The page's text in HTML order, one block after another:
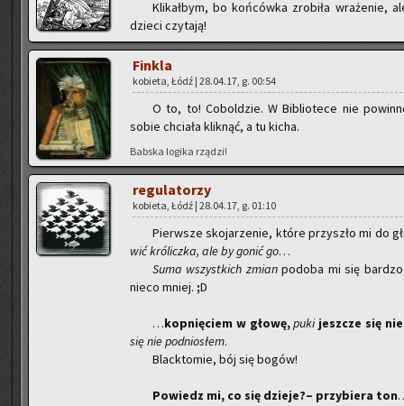
Kli­kał­bym, bo koń­ców­ka zro­bi­ła wra­że­nie,
dzie­ci czy­ta­ją!
Fin­kla
ko­bie­ta, Łódź | 28.04.17, g. 00:54
O to, to! Co­bol­dzie. W Bi­blio­te­ce nie
sobie chcia­ła klik­nąć, a tu kicha.
Bab­ska lo­gi­ka rzą­dzi!
re­gu­la­to­rzy
ko­bie­ta, Łódź | 28.04.17, g. 01:10
Pierw­sze sko­ja­rze­nie, które przy­szło mi do
wić kró­licz­ka, ale by gonić go…
Suma wszyst­kich zmianpo­do­ba mi się
nieco mniej. ;D
…kop­nię­ciem w głowę,pukijesz­cze się
się nie pod­nio­słem.
Black­to­mie, bój się bogów!
Po­wiedz mi, co się dzie­je?– przy­bie­ra ton